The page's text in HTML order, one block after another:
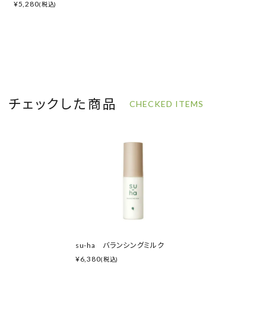
¥5,280(税込)
チェックした商品 CHECKED ITEMS
su-ha バランシングミルク
¥6,380(税込)